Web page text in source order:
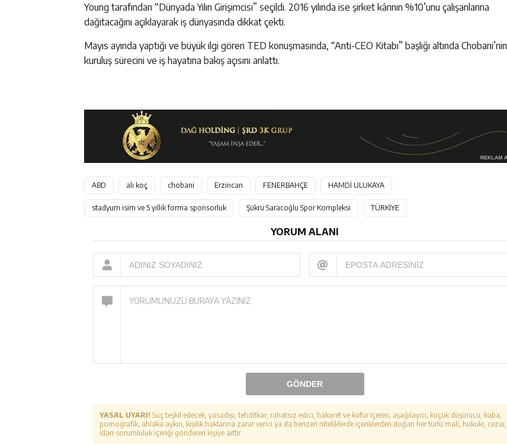
Young tarafından “Dünyada Yılın Girişimcisi” seçildi. 2016 yılında ise şirket kârının %10’unu çalışanlarına
dağıtacağını açıklayarak iş dünyasında dikkat çekti.
Mayıs ayında yaptığı ve büyük ilgi gören TED konuşmasında, “Anti-CEO Kitabı” başlığı altında Chobani’nin
kuruluş sürecini ve iş hayatına bakış açısını anlattı.
ABD ali koç chobani Erzincan FENERBAHÇE HAMDİ ULUKAYA
stadyum isim ve 5 yıllık forma sponsorluk Şükrü Saracoğlu Spor Kompleksi TÜRKİYE
YORUM ALANI
GÖNDER
YASAL UYARI! Suç teşkil edecek, yasadışı, tehditkar, rahatsız edici, hakaret ve küfür içeren, aşağılayıcı, küçük düşürücü, kaba,
pornografik, ahlaka aykırı, kişilik haklarına zarar verici ya da benzeri niteliklerde içeriklerden doğan her türlü mali, hukuki, cezai,
idari sorumluluk içeriği gönderen kişiye aittir.